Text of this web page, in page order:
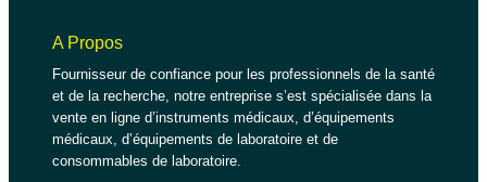
A Propos
Fournisseur de confiance pour les professionnels de la santé
et de la recherche, notre entreprise s’est spécialisée dans la
vente en ligne d’instruments médicaux, d’équipements
médicaux, d’équipements de laboratoire et de
consommables de laboratoire.